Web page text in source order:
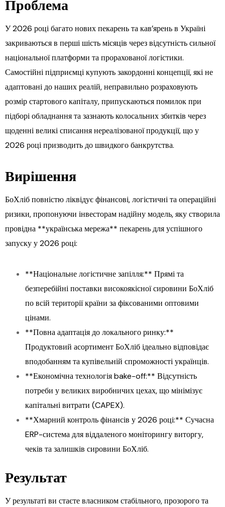
Проблема
У 2026 році багато нових пекарень та кав’ярень в Україні
закриваються в перші шість місяців через відсутність сильної
національної платформи та прорахованої логістики.
Самостійні підприємці купують закордонні концепції, які не
адаптовані до наших реалій, неправильно розраховують
розмір стартового капіталу, припускаються помилок при
підборі обладнання та зазнають колосальних збитків через
щоденні великі списання нереалізованої продукції, що у
2026 році призводить до швидкого банкрутства.
Вирішення
БоХліб повністю ліквідує фінансові, логістичні та операційні
ризики, пропонуючи інвесторам надійну модель, яку створила
провідна **українська мережа** пекарень для успішного
запуску у 2026 році:
**Національне логістичне запілля:** Прямі та
безперебійні поставки високоякісної сировини БоХліб
по всій території країни за фіксованими оптовими
цінами.
**Повна адаптація до локального ринку:**
Продуктовий асортимент БоХліб ідеально відповідає
вподобанням та купівельній спроможності українців.
**Економічна технологія bake-off:** Відсутність
потреби у великих виробничих цехах, що мінімізує
капітальні витрати (CAPEX).
**Хмарний контроль фінансів у 2026 році:** Сучасна
ERP-система для віддаленого моніторингу виторгу,
чеків та залишків сировини БоХліб.
Результат
У результаті ви стаєте власником стабільного, прозорого та